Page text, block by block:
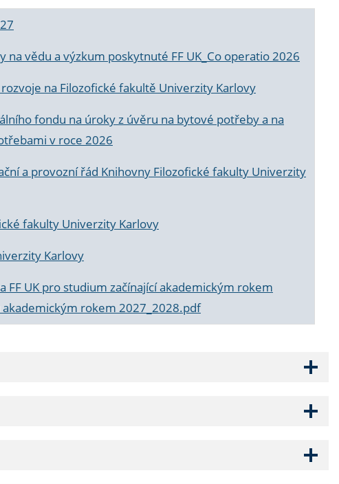
vědu a výzkum poskytnuté FF UK_Co operatio 2026
na Filozofické fakultě Univerzity Karlovy
fondu na úroky z úvěru na bytové potřeby a na
v roce 2026
a provozní řád Knihovny Filozofické fakulty Univerzity
fakulty Univerzity Karlovy
Karlovy
UK pro studium začínající akademickým rokem
rokem 2027_2028.pdf